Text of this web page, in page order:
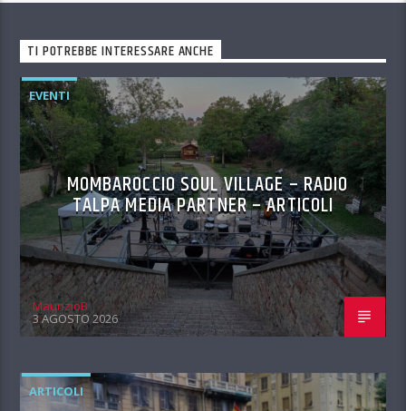
TI POTREBBE INTERESSARE ANCHE
EVENTI
MOMBAROCCIO SOUL VILLAGE – RADIO
TALPA MEDIA PARTNER – ARTICOLI
MaurizioB
3 AGOSTO 2026
ARTICOLI